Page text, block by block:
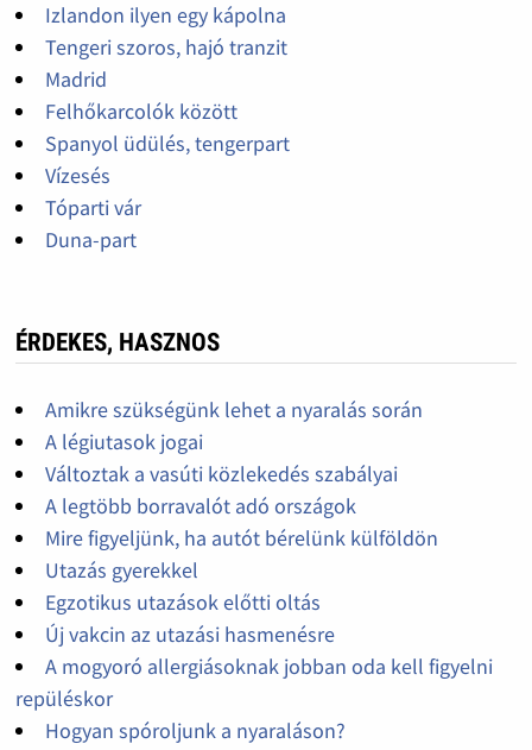
Izlandon ilyen egy kápolna
Tengeri szoros, hajó tranzit
Madrid
Felhőkarcolók között
Spanyol üdülés, tengerpart
Vízesés
Tóparti vár
Duna-part
ÉRDEKES, HASZNOS
Amikre szükségünk lehet a nyaralás során
A légiutasok jogai
Változtak a vasúti közlekedés szabályai
A legtöbb borravalót adó országok
Mire figyeljünk, ha autót bérelünk külföldön
Utazás gyerekkel
Egzotikus utazások előtti oltás
Új vakcin az utazási hasmenésre
A mogyoró allergiásoknak jobban oda kell figyelni
repüléskor
Hogyan spóroljunk a nyaraláson?